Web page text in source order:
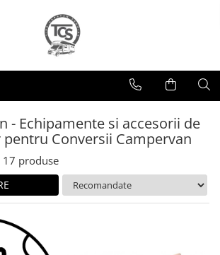
& Multimedia
- Echipamente si accesorii de
Conversii Campervan
17 produse